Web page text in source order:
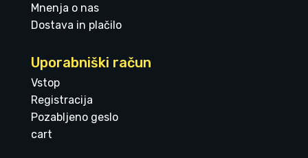
Mnenja o nas
Dostava in plačilo
Uporabniški račun
Vstop
Registracija
Pozabljeno geslo
cart